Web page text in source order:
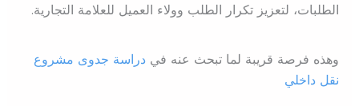
الطلبات، لتعزيز تكرار الطلب وولاء العميل للعلامة التجارية.
وهذه فرصة قريبة لما تبحث عنه في دراسة جدوى مشروع
نقل داخلي